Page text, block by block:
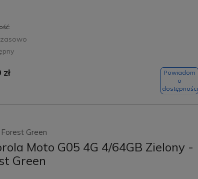
Powiadom
o
dostępności
Green
Moto G05 4G 4/64GB Zielony -
Green